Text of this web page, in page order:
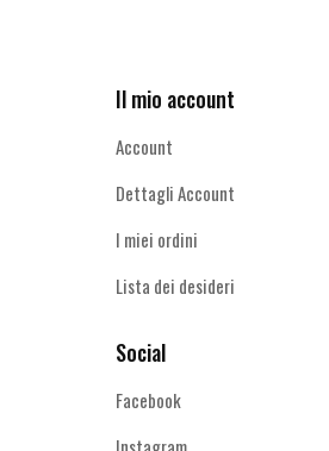
Il mio account
Account
Dettagli Account
I miei ordini
Lista dei desideri
Social
Facebook